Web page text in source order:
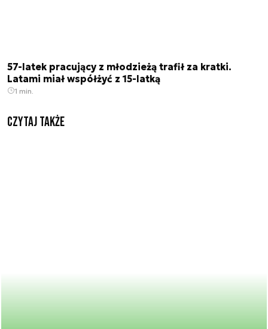
57-latek pracujący z młodzieżą trafił za kratki.
Latami miał współżyć z 15-latką
1 min.
Czytaj także